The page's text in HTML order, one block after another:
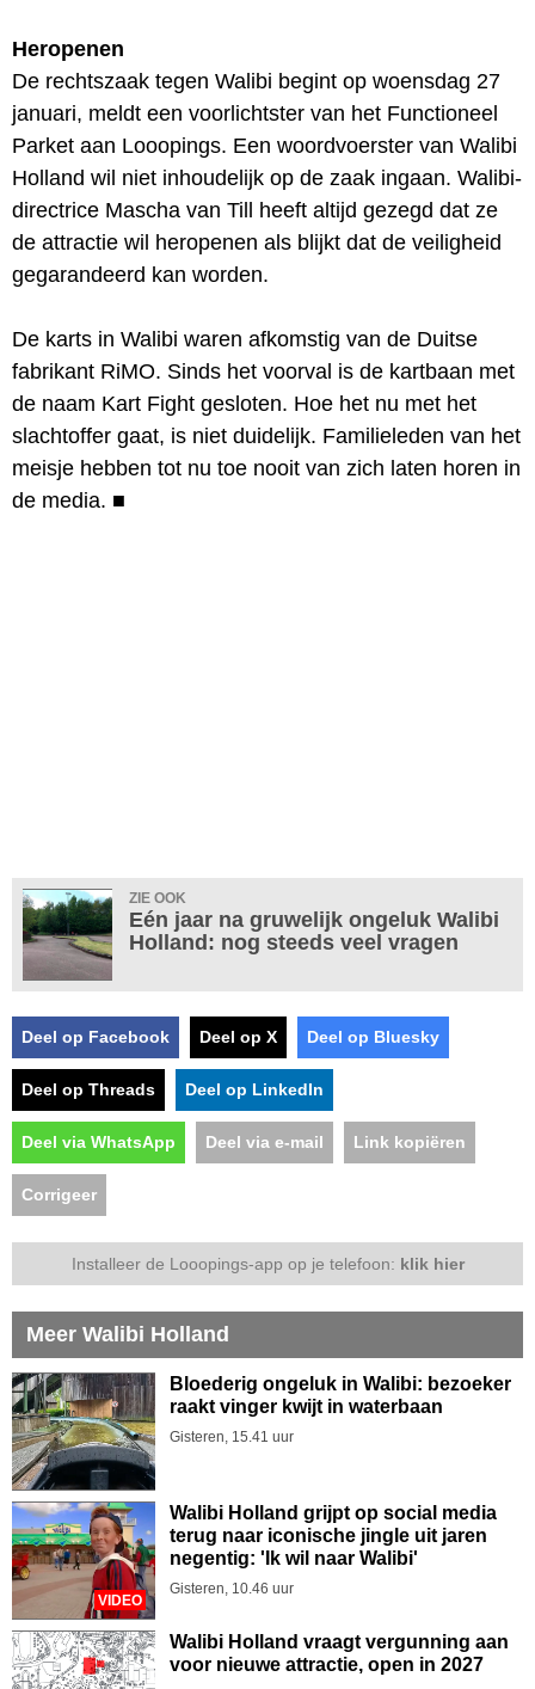
Heropenen
De rechtszaak tegen Walibi begint op woensdag 27
januari, meldt een voorlichtster van het Functioneel
Parket aan Looopings. Een woordvoerster van Walibi
Holland wil niet inhoudelijk op de zaak ingaan. Walibi-
directrice Mascha van Till heeft altijd gezegd dat ze
de attractie wil heropenen als blijkt dat de veiligheid
gegarandeerd kan worden.
De karts in Walibi waren afkomstig van de Duitse
fabrikant RiMO. Sinds het voorval is de kartbaan met
de naam Kart Fight gesloten. Hoe het nu met het
slachtoffer gaat, is niet duidelijk. Familieleden van het
meisje hebben tot nu toe nooit van zich laten horen in
de media. ■
ZIE OOK
Eén jaar na gruwelijk ongeluk Walibi
Holland: nog steeds veel vragen
Deel op Facebook Deel op X Deel op Bluesky
Deel op Threads Deel op LinkedIn
Deel via WhatsApp Deel via e-mail Link kopiëren
Corrigeer
Installeer de Looopings-app op je telefoon: klik hier
Meer Walibi Holland
Bloederig ongeluk in Walibi: bezoeker
raakt vinger kwijt in waterbaan
Gisteren, 15.41 uur
VIDEO
Walibi Holland grijpt op social media
terug naar iconische jingle uit jaren
negentig: 'Ik wil naar Walibi'
Gisteren, 10.46 uur
Walibi Holland vraagt vergunning aan
voor nieuwe attractie, open in 2027